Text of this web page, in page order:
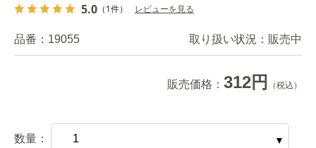
5.0 （1件） レビューを見る
品番： 19055 取り扱い状況： 販売中
販売価格： 312円 （税込）
数量：